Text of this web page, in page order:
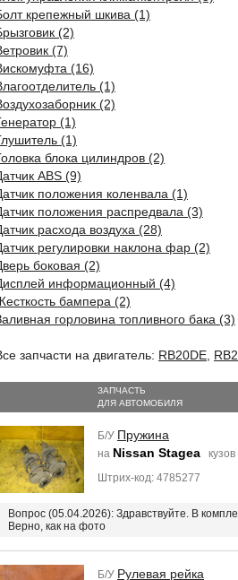
крепежный шкива (1)
(2)
(7)
(16)
(1)
(2)
(1)
(1)
блока цилиндров (2)
ABS (9)
положения коленвала (1)
положения распредвала (3)
расхода воздуха (28)
регулировки наклона фар (2)
боковая (2)
информационный (4)
бампера (2)
горловина топливного бака (3)
запчасти на двигатель: RB20DE
ЗАПЧАСТЬ
ДЛЯ АВТОМОБИЛЯ
Б/У Пружина
на Nissan Stagea кузов
Штрих-код: 4785277
Вопрос (05.04.2026): Здравствуйте. В
Верно, как на фото
Б/У Рулевая рейка